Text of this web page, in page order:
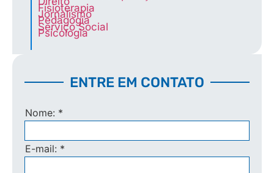
Fisioterapia
Jornalismo
Pedagogia
Serviço Social
Psicologia
ENTRE EM CONTATO
Nome: *
E-mail: *